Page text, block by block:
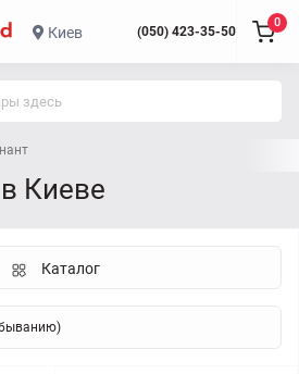
Киев (050) 423-35-50
0
Киеве
Каталог